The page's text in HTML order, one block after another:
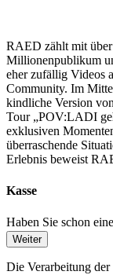
RAED zählt mit über
Millionenpublikum
eher zufällig Videos
Community. Im
kindliche Version
Tour „POV:LADI
exklusiven
überraschende
Erlebnis beweist
Kasse
Haben Sie schon
Weiter
Die Verarbeitung